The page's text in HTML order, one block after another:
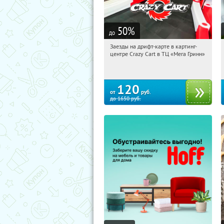
до 50%
17:18:51 Купили:
Заезды на дрифт-карте в картинг-
центре Crazy Cart в ТЦ «Мега Гринн»
от 120 руб.
до1650руб.